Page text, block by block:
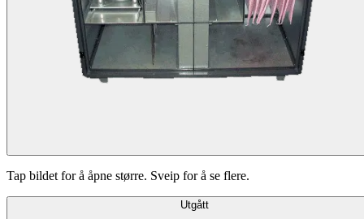
Tap bildet for å åpne større. Sveip for å se flere.
Utgått